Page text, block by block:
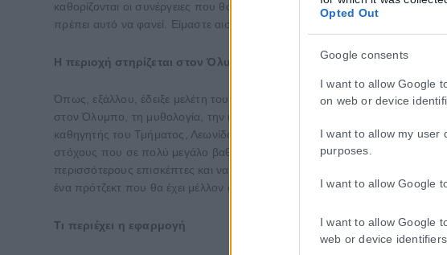
Opted Out
Google consents
I want to allow Google
on web or device
I want to allow my user
purposes.
I want to allow Google
I want to allow Google
web or device
καθορίζονται οι συνέργειες που θα προωθούνται στη συνέχεια. «Το
πρέπει αυτό να φανεί. Είμαστε αισιόδοξοι και πιστεύουμε ότι σύντομα ο
Η περιοχή στηρίζεται στον Όλυμπο
Όπως, εξάλλου, έδειξε μελέτη του Τμήματος Οργάνωσης και Διοίκησης
στον Όλυμπο, τη μυθολογία, την ιστορία του, τους ανθρώπους που έζησαν
καθηγητής του Τμήματος, Λεωνίδας Χατζηθωμάς, ανέφερε χαρακτηριστικά
στόχους που σε πολύ μεγάλο βαθμό επιτυγχάνονται από την ανάπτυξη
περισσότερους επισκέπτες και να δημιουργήσουν μια εμπειρία γι’
ένα πρότζεκτ που θα έχει μέλλον ώστε η Πιερία να δει το μέλλον της πιο
Τι περιέχει η εφαρμογή